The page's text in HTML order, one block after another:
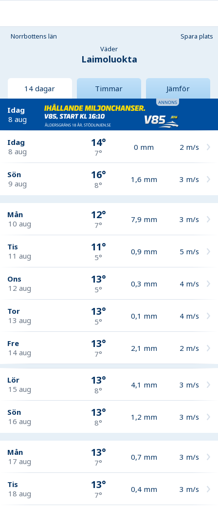
Norrbottens län
Spara plats
Väder
Laimoluokta
14 dagar Timmar Jämför
Idag
8 aug
Idag
8 aug
14°
7°
0 mm 2 m/s
Sön
9 aug
16°
8°
1,6 mm 3 m/s
Mån
10 aug
12°
7°
7,9 mm 3 m/s
Tis
11 aug
11°
5°
0,9 mm 5 m/s
Ons
12 aug
13°
5°
0,3 mm 4 m/s
Tor
13 aug
13°
5°
0,1 mm 4 m/s
Fre
14 aug
13°
7°
2,1 mm 2 m/s
Lör
15 aug
13°
8°
4,1 mm 3 m/s
Sön
16 aug
13°
8°
1,2 mm 3 m/s
Mån
17 aug
13°
7°
0,7 mm 3 m/s
Tis
18 aug
13°
7°
0,4 mm 3 m/s